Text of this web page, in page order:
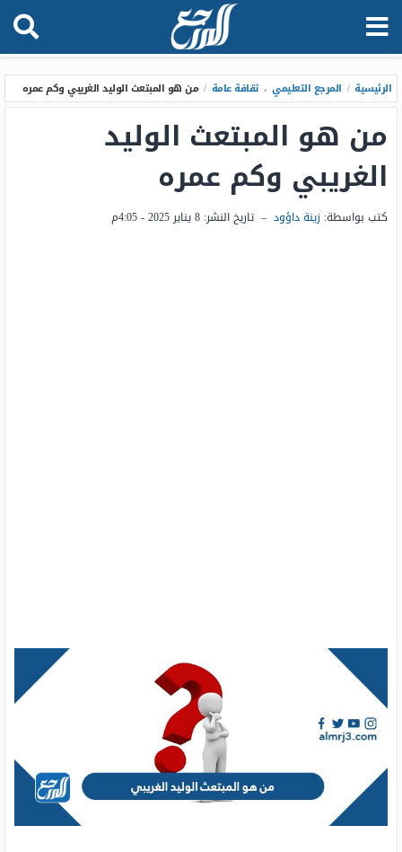
الرئيسية / المرجع التعليمي ، ثقافة عامة / من هو المبتعث الوليد الغريبي وكم عمره
من هو المبتعث الوليد
الغريبي وكم عمره
كتب بواسطة: زينة داؤود – تاريخ النشر: 8 يناير 2025 - 4:05م